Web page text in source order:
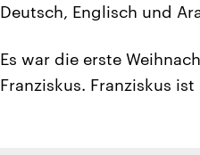
Deutsch, Englisch und
Es war die erste
Franziskus. Franziskus